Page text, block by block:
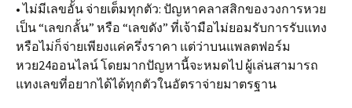
• ไม่มีเลขอั้น จ่ายเต็มทุกตัว: ปัญหาคลาสสิกของวงการหวย
เป็น “เลขกลั้น” หรือ “เลขดัง” ที่เจ้ามือไม่ยอมรับการรับแทง
หรือไม่ก็จ่ายเพียงแค่ครึ่งราคา แต่ว่าบนแพลตฟอร์ม
หวย24ออนไลน์ โดยมากปัญหานี้จะหมดไป ผู้เล่นสามารถ
แทงเลขที่อยากได้ได้ทุกตัวในอัตราจ่ายมาตรฐาน